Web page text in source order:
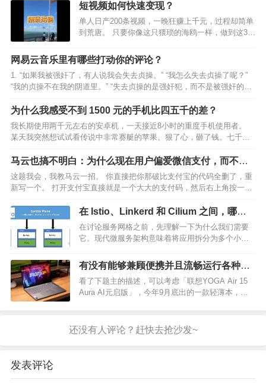
短视频如何快速变现？
单人日产200条视频，一晚狂赚上千元，过程却简单
到荒唐。 只要你像这只猥琐的海鸥一样，做到这3点
何做到这3点？ 答案是养一只会叼视频的海鸥 不是
让你养真的海鸥 而是用 ai 运营方法，类…
网易云音乐里有哪些打动你的评论？
1. “如果我被强奸了，有人说我会失去贞操。” “我怎么失去贞操了呢？”
“我的贞操不在我的阴道里。” “失去贞操的是强奸犯，而不是被强奸的
人。” 2. 但要记得那年海边的烟火，我们不拘一格 ，嘲笑过生活。
………网易云热评《这样就很好》…
为什么我感受不到 1500 元的手机比四五千的差？
我长期使用两千元左右的安卓机，一天接近8小时的重度手机使用者。
某天我突然想试试看传说中非常赛艇的苹果。狠了心，砸了钱。七千大
样买了爱疯。 就这？什么辣鸡玩意。而且因为我一直更新软件，用了两
年爱疯就卡了。并没有传说中的用四五年不卡。 用了这…
马云也搞不明白：为什么现在用户偏爱微信支付，而不是
支付宝？
这题我会，我教马云一招。 你直接把你那破比支付宝的代码全删了，重
新写一个。 打开支付宝直接就是一个大大的支付码，然后右上角按一下
就是扫一扫。你要是还想保留你的其他那些乱七八糟的功能，麻烦将他
们全部做到下拉菜单里。你这么设计我不说你能干死微信…
在 Istio、Linkerd 和 Cilium 之间，哪种
服务网格在性能上表现最佳？
在讨论服务网格之前，先理解一下为什么我们需要
它。现代微服务架构意味着将应用拆分为多个小
扩展。然而，服务之间的通信和管理成了巨大的挑
战，例如如何保证安全的通信、负载均衡、监控与
可观测性等。服务网格…
有没有能够兼顾便携并且流畅运行各种AI
应用的笔记本？求推荐?
看了下题主的描述，可以考虑「联想YOGA Air 15
Aura AI元启版」，今年9月底出的一款轻薄本，也
图形处理能力和能效，很…
发表评论